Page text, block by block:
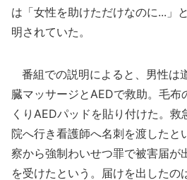
は「女性を助けただけなのに...」
明されていた。
番組での説明によると、男性は
臓マッサージとAEDで救助。毛布
くりAEDパッドを貼り付けた。救
院へ行き看護師へ名刺を渡したと
察から強制わいせつ罪で被害届が
を受けたという。届けを出したの